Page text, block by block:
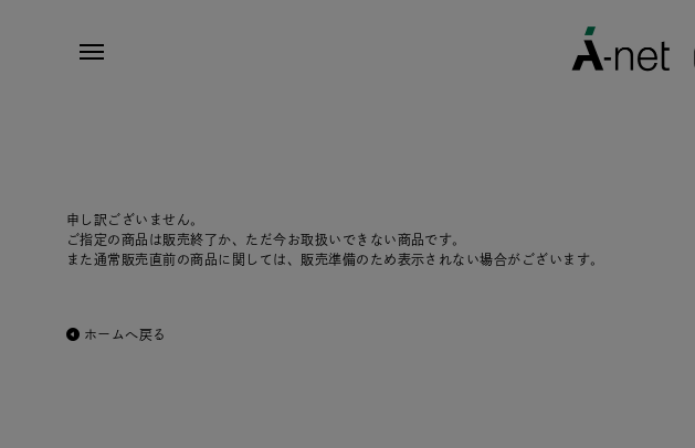
申し訳ございません。
ご指定の商品は販売終了か、ただ今お取扱いできない商品です。
また通常販売直前の商品に関しては、販売準備のため表示されない場合がございます。
ホームへ戻る